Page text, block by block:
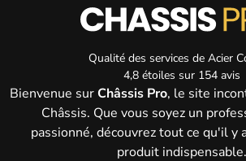
Qualité des services de Acier
4,8 étoiles sur 154 avis
Bienvenue surChâssis Pro, le site
Châssis. Que vous soyez un
passionné, découvrez tout ce qu'il y
produit indispensable.